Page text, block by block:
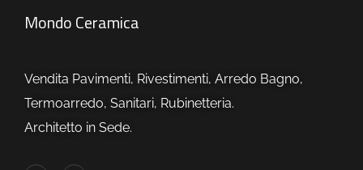
Mondo Ceramica
Vendita Pavimenti, Rivestimenti, Arredo Bagno,
Termoarredo, Sanitari, Rubinetteria.
Architetto in Sede.